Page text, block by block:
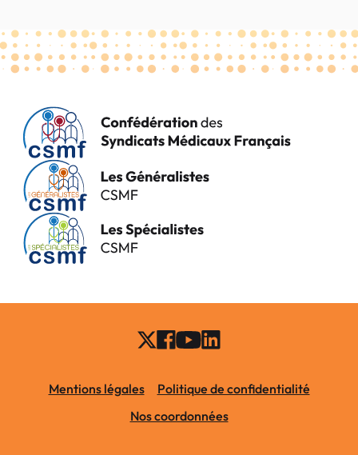
Mentions légales
Politique de confidentialité
Nos coordonnées